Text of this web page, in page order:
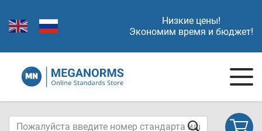
Низкие цены!
Экономим время и бюджет!